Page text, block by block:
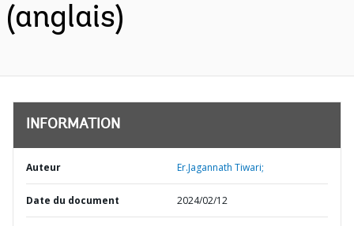
(anglais)
INFORMATION
Auteur Er.Jagannath Tiwari;
Date du document 2024/02/12